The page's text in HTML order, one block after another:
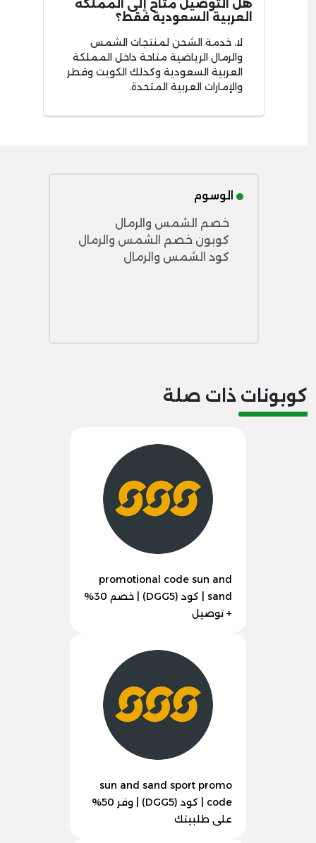
هل التوصيل متاح إلى المملكة
العربية السعودية فقط؟
لا، خدمة الشحن لمنتجات الشمس
والرمال الرياضية متاحة داخل المملكة
العربية السعودية وكذلك الكويت وقطر
والإمارات العربية المتحدة.
الوسوم
خصم الشمس والرمال
كوبون خصم الشمس والرمال
كود الشمس والرمال
كوبونات ذات صلة
promotional code sun and
sand | كود (DGG5) | خصم 30%
+ توصيل
sun and sand sport promo
code | كود (DGG5) | وفر 50%
على طلبيتك